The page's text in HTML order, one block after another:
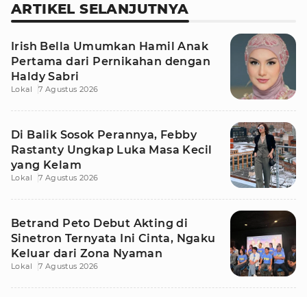
ARTIKEL SELANJUTNYA
Irish Bella Umumkan Hamil Anak
Pertama dari Pernikahan dengan
Haldy Sabri
Lokal 7 Agustus 2026
Di Balik Sosok Perannya, Febby
Rastanty Ungkap Luka Masa Kecil
yang Kelam
Lokal 7 Agustus 2026
Betrand Peto Debut Akting di
Sinetron Ternyata Ini Cinta, Ngaku
Keluar dari Zona Nyaman
Lokal 7 Agustus 2026